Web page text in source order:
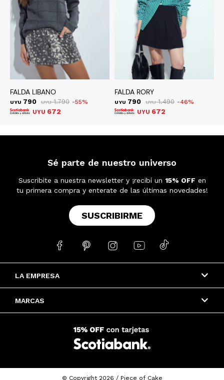
FALDA LIBANO
UYU 790 UYU 1.790 55
UYU 672
FALDA RORY
UYU 790 UYU 1.490 46
UYU 672
LA EMPRESA
MARCAS
Sé parte de nuestro universo
Suscribite a nuestra newsletter y ¡recibí un 15% OFF en
tu primera compra y enterate de las últimas novedades!
SUSCRIBIRME
    
© Copyright 2026 / Piece of Cake